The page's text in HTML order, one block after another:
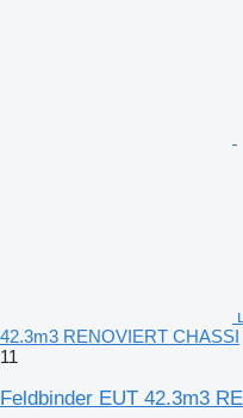
42.3m3 RENOVIERT CHASSI
11
Feldbinder EUT 42.3m3